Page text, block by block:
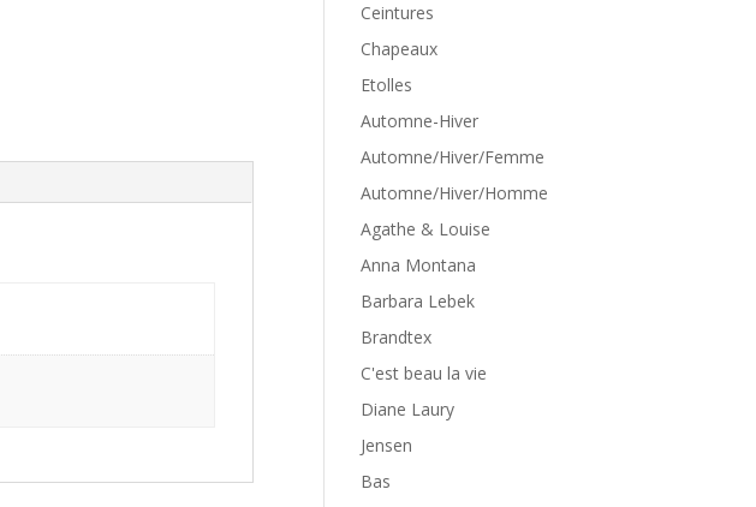
Ceintures
Chapeaux
Etolles
Automne-Hiver
Automne/Hiver/Femme
Automne/Hiver/Homme
Agathe & Louise
Anna Montana
Barbara Lebek
Brandtex
C'est beau la vie
Diane Laury
Jensen
Bas